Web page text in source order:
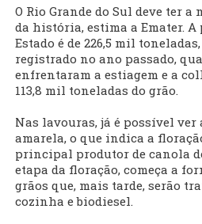
O Rio Grande do Sul deve ter
da história, estima a Emater.
Estado é de 226,5 mil
registrado no ano passado,
enfrentaram a estiagem e a
113,8 mil toneladas do grão.
Nas lavouras, já é possível
amarela, o que indica a
principal produtor de canola
etapa da floração, começa a
grãos que, mais tarde, serão
cozinha e biodiesel.